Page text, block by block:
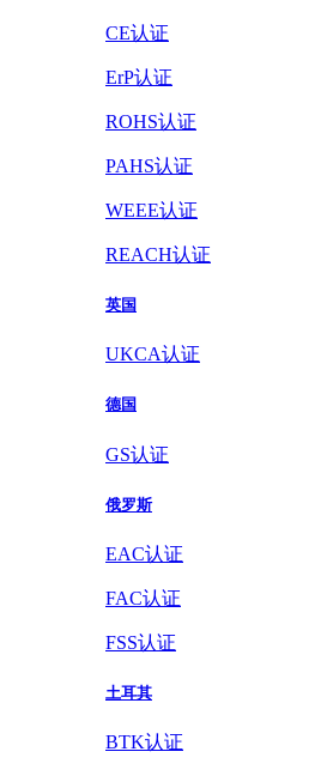
CE认证
ErP认证
ROHS认证
PAHS认证
WEEE认证
REACH认证
英国
UKCA认证
德国
GS认证
俄罗斯
EAC认证
FAC认证
FSS认证
土耳其
BTK认证